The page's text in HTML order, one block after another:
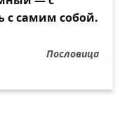
самим собой.
Пословица